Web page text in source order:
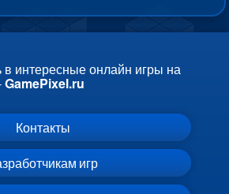
в интересные онлайн игры на
GamePixel.ru
Контакты
игр